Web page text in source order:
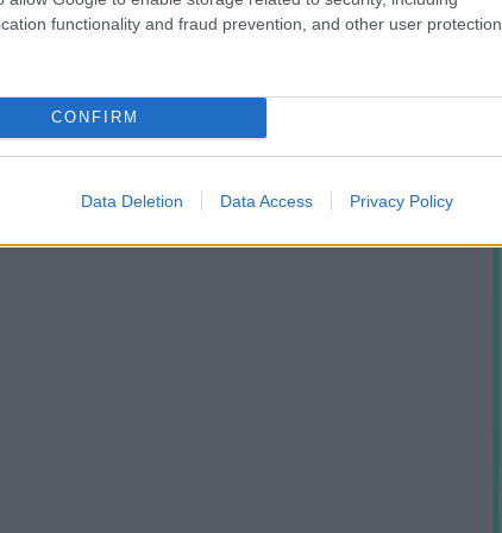
functionality and fraud prevention, and other user protection.
CONFIRM
Data Deletion Data Access Privacy Policy